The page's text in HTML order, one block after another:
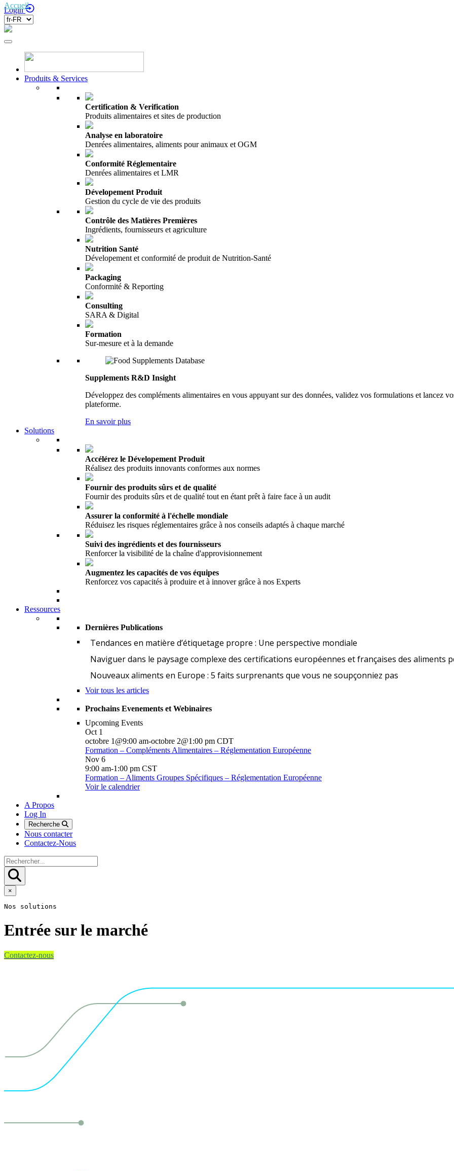
Login
Produits & Services
Certification & Verification
Produits alimentaires et sites de production
Analyse en laboratoire
Denrées alimentaires, aliments pour animaux et OGM
Conformité Réglementaire
Denrées alimentaires et LMR
Dévelopement Produit
Gestion du cycle de vie des produits
Contrôle des Matières Premières
Ingrédients, fournisseurs et agriculture
Nutrition Santé
Dévelopement et conformité de produit de Nutrition-Santé
Packaging
Conformité & Reporting
Consulting
SARA & Digital
Formation
Sur-mesure et à la demande
Supplements R&D Insight
Développez des compléments alimentaires en vous appuyant sur des données, validez vos formulations et lancez
plateforme.
En savoir plus
Solutions
Accélérez le Dévelopement Produit
Réalisez des produits innovants conformes aux normes
Fournir des produits sûrs et de qualité
Fournir des produits sûrs et de qualité tout en étant prêt à faire face à un audit
Assurer la conformité à l'échelle mondiale
Réduisez les risques réglementaires grâce à nos conseils adaptés à chaque marché
Suivi des ingrédients et des fournisseurs
Renforcer la visibilité de la chaîne d'approvisionnement
Augmentez les capacités de vos équipes
Renforcez vos capacités à produire et à innover grâce à nos Experts
Ressources
Dernières Publications
Tendances en matière d’étiquetage propre : Une perspective mondiale
Naviguer dans le paysage complexe des certifications européennes et françaises des aliments
Nouveaux aliments en Europe : 5 faits surprenants que vous ne soupçonniez pas
Voir tous les articles
Prochains Evenements et Webinaires
Upcoming Events
Oct 1
octobre 1@9:00 am-octobre 2@1:00 pm CDT
Formation – Compléments Alimentaires – Réglementation Européenne
Nov 6
9:00 am-1:00 pm CST
Formation – Aliments Groupes Spécifiques – Réglementation Européenne
Voir le calendrier
A Propos
Log In
Recherche
Nous contacter
Contactez-Nous
×
Accueil/
Nos solutions
Entrée sur le marché
Contactez-nous